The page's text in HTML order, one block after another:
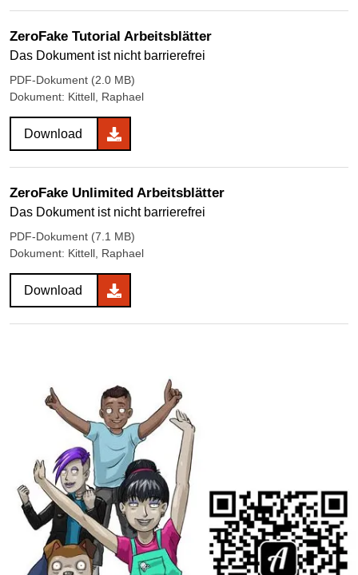
ZeroFake Tutorial Arbeitsblätter
Das Dokument ist nicht barrierefrei
PDF-Dokument (2.0 MB)
Dokument: Kittell, Raphael
Download
ZeroFake Unlimited Arbeitsblätter
Das Dokument ist nicht barrierefrei
PDF-Dokument (7.1 MB)
Dokument: Kittell, Raphael
Download